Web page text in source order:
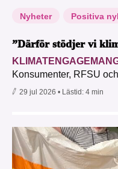
Nyheter Positiva
”Därför stödjer vi
Konsumenter, RFSU
29 jul 2026 • Lästid: 4 min